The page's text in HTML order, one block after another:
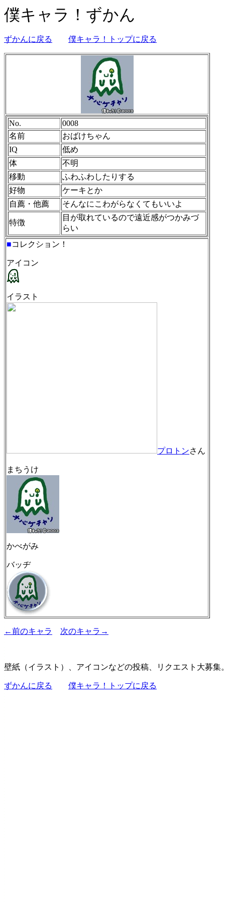
僕キャラ！ずかん
ずかんに戻る 僕キャラ！トップに戻る
No.
0008
名前
おばけちゃん
IQ
低め
体
不明
移動
ふわふわしたりする
好物
ケーキとか
自薦・他薦
そんなにこわがらなくてもいいよ
特徴
目が取れているので遠近感がつかみづ
らい
■コレクション！
アイコン
イラスト
プロトンさん
まちうけ
かべがみ
バッヂ
←前のキャラ 次のキャラ→
壁紙（イラスト）、アイコンなどの投稿、リクエスト大募集
ずかんに戻る 僕キャラ！トップに戻る